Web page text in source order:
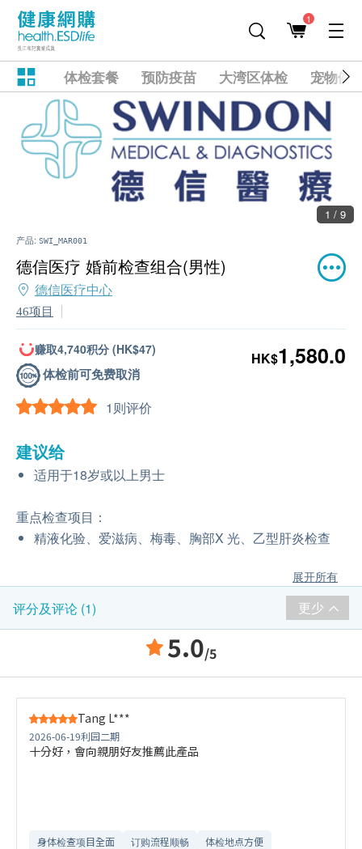
1
体检套餐 预防疫苗 大湾区体检 宠物健
1 / 9
产品: SWI_MAR001
德信医疗 婚前检查组合(男性)
德信医疗中心
46项目
赚取4,740积分 (HK$47)
体检前可免费取消
1则评价
HK$1,580.0
建议给
适用于18岁或以上男士
重点检查项目：
精液化验、爱滋病、梅毒、胸部X 光、乙型肝炎检查
展开所有
评分及评论 (1) 更少
5.0/5
Tang L***
2026-06-19利园二期
十分好，會向親朋好友推薦此產品
身体检查项目全面 订购流程顺畅 体检地点方便